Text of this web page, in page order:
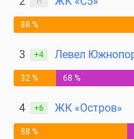
поселки
водоема
поселки
ипотеку
Бизнес-
88 %
3 +4 Левел
32 % 68 %
4 +6 ЖК «Остров»
88 %